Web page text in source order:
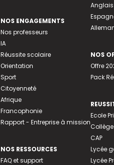
NOS ENGAGEMENTS
Nos professeurs
IA
Réussite scolaire
Orientation
Sport
Citoyenneté
Afrique
Francophonie
Rapport - Entreprise à mission
NOS RESSOURCES
FAQ et support
Anglais
NOS
Offre
Pack
Ecole
Collège
CAP
Lycée
Lycée